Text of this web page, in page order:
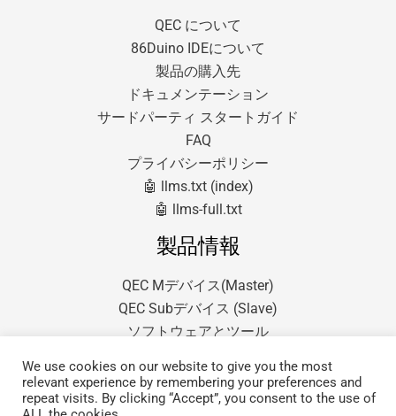
QEC について
86Duino IDEについて
製品の購入先
ドキュメンテーション
サードパーティ スタートガイド
FAQ
プライバシーポリシー
🤖 llms.txt (index)
🤖 llms-full.txt
製品情報
QEC Mデバイス(Master)
QEC Subデバイス (Slave)
ソフトウェアとツール
We use cookies on our website to give you the most
relevant experience by remembering your preferences and
repeat visits. By clicking “Accept”, you consent to the use of